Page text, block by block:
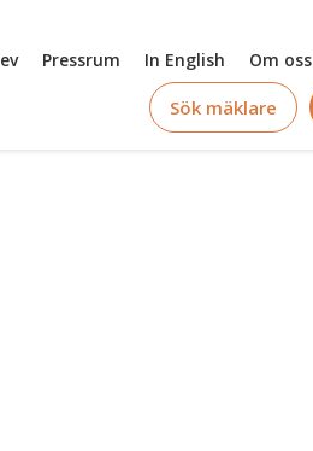
Pressrum In English Om oss
Sök mäklare